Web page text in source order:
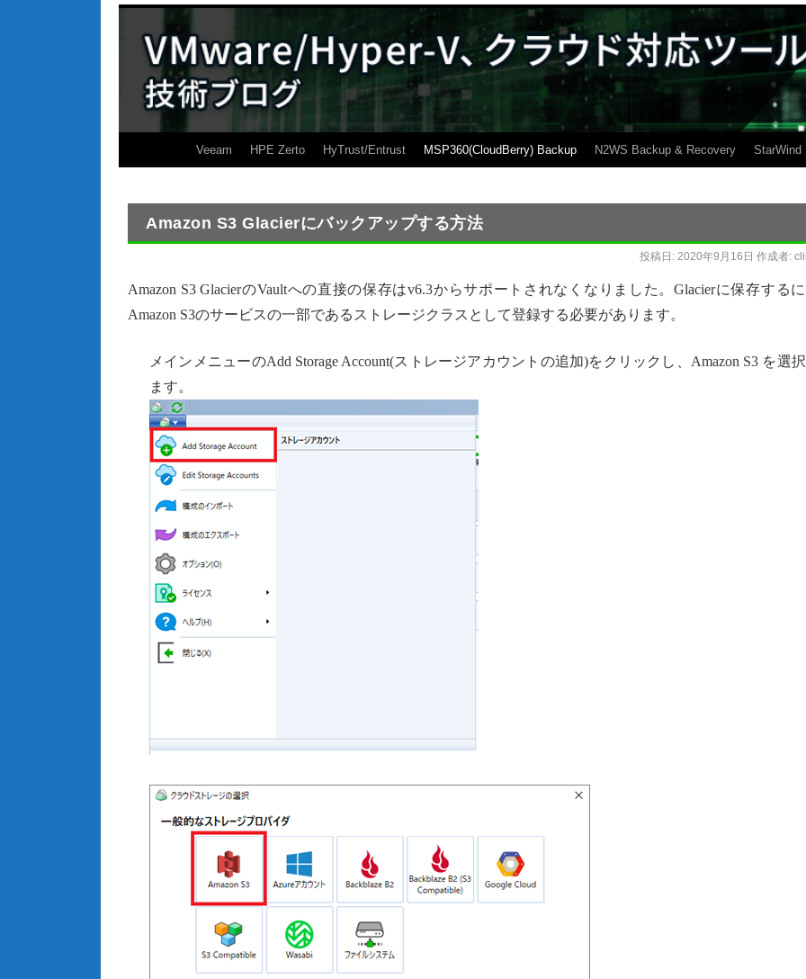
Veeam HPE Zerto HyTrust/Entrust MSP360(CloudBerry) Backup N2WS Backup & Recovery StarWind
Amazon S3 Glacierにバックアップする方法
投稿日: 2020年9月16日 作成者:
Amazon S3 GlacierのVaultへの直接の保存はv6.3からサポートされなくなりました。Glacierに保存する
Amazon S3のサービスの一部であるストレージクラスとして登録する必要があります。
メインメニューのAdd Storage Account(ストレージアカウントの追加)をクリックし、Amazon S3 を選
ます。